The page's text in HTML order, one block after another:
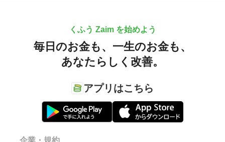
くふう Zaim を始めよう
毎日のお金も、 一生のお金も、
あなたらしく改善。
アプリはこちら
企業・規約